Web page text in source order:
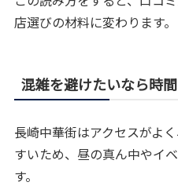
店選びの材料に変わります。
混雑を避けたいなら時
長崎中華街はアクセスがよ
すいため、昼の真ん中やイ
す。